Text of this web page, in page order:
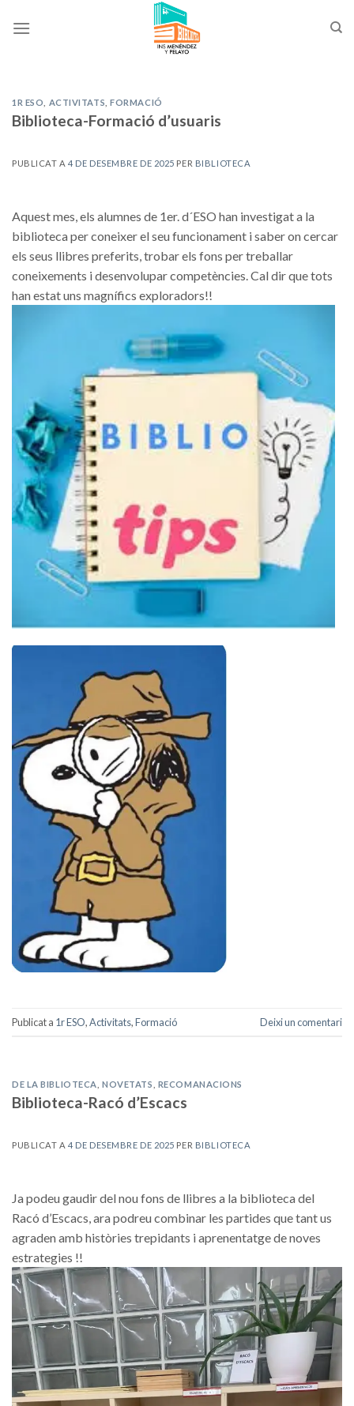
1R ESO ACTIVITATS ,FORMACIÓ
Biblioteca-Formació d’usuaris
PUBLICAT A4 DE DESEMBRE DE 2025 PER BIBLIOTECA
Aquest mes, els alumnes de 1er. d´ESO han investigat a la
biblioteca per coneixer el seu funcionament i saber on cercar
els seus llibres preferits, trobar els fons per treballar
coneixements i desenvolupar competències. Cal dir que tots
han estat uns magnífics exploradors!!
Publicat a 1r ESO,Activitats,Formació Deixi un comentari
DE LA BIBLIOTECA ,NOVETATS RECOMANACIONS
Biblioteca-Racó d’Escacs
PUBLICAT A4 DE DESEMBRE DE 2025 PER BIBLIOTECA
Ja podeu gaudir del nou fons de llibres a la biblioteca del
Racó d’Escacs, ara podreu combinar les partides que tant us
agraden amb històries trepidants i aprenentatge de noves
estrategies !!